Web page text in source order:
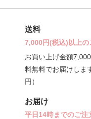
送料
7,000円(税込)以上
お買い上げ金額
料無料でお届けしま
円）
お届け
平日14時までのご注